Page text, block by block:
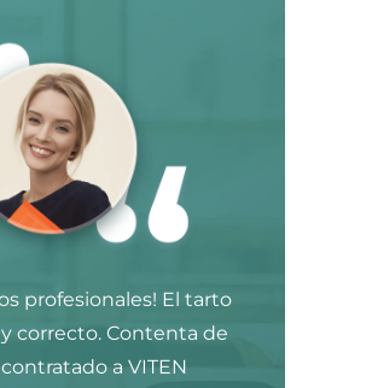
profesionales! El tarto
correcto. Contenta de
a VITEN